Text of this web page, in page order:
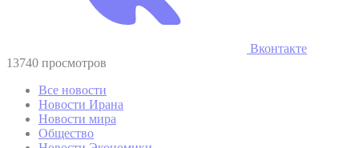
Вконтакте
13740 просмотров
Все новости
Новости Ирана
Новости мира
Общество